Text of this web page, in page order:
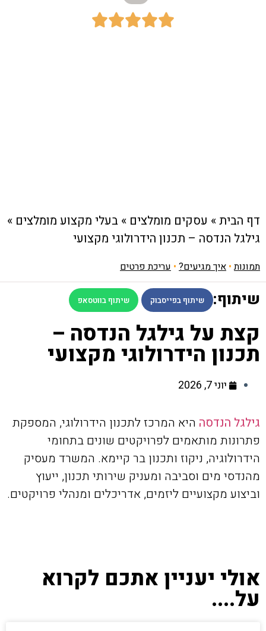





דף הבית» עסקים מומלצים » בעלי מקצוע מומלצים »
גילגל הנדסה – תכנון הידרולוגי מקצועי
תמונות• איך מגיעים? • עריכת פרטים
שיתוף: שיתוף בפייסבוק שיתוף בווטסאפ
קצת על גילגל הנדסה –
תכנון הידרולוגי מקצועי
יוני 7, 2026
גילגל הנדסה היא המרכז לתכנון הידרולוגי, המספקת
פתרונות מותאמים לפרויקטים שונים בתחומי
הידרולוגיה, ניקוז ותכנון בר קיימא. המשרד מעסיק
מהנדסי מים וסביבה ומעניק שירותי תכנון, ייעוץ
וביצוע מקצועיים ליזמים, אדריכלים ומנהלי פרויקטים.
אולי יעניין אתכם לקרוא
על....